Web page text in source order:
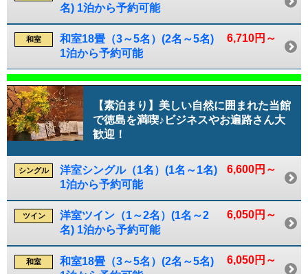
名) 1泊から予約可能
6,710円～
和室
和室18畳（3～5名）(2名～5名)
1泊から予約可能
【素泊まり】美しい自然に囲まれた当館
で徳島を満喫♪ビジネスやお遍路さん大
歓迎！
6,600円～
シングル
洋室シングル（1名）(1名～1名)
1泊から予約可能
6,050円～
ツイン
洋室ツイン（1～2名）(1名～2
名) 1泊から予約可能
6,050円～
和室
和室18畳（3～5名）(2名～5名)